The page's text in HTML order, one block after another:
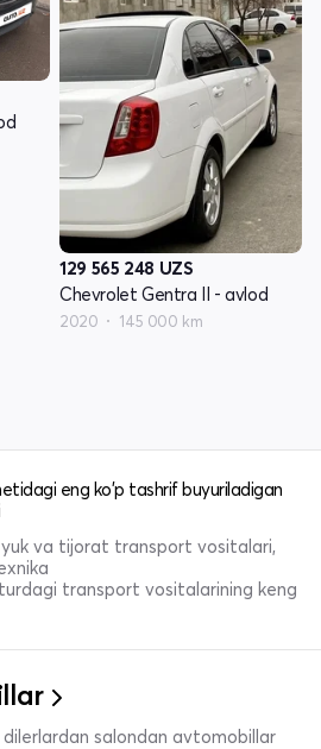
129 565 248 UZS
Chevrolet Gentra II - avlod
2020 145 000 km
eng ko'p tashrif buyuriladigan
va tijorat transport vositalari,
transport vositalarining keng
salondan avtomobillar